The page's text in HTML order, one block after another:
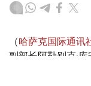
（哈萨克国际通讯
副部长阿勒别克·